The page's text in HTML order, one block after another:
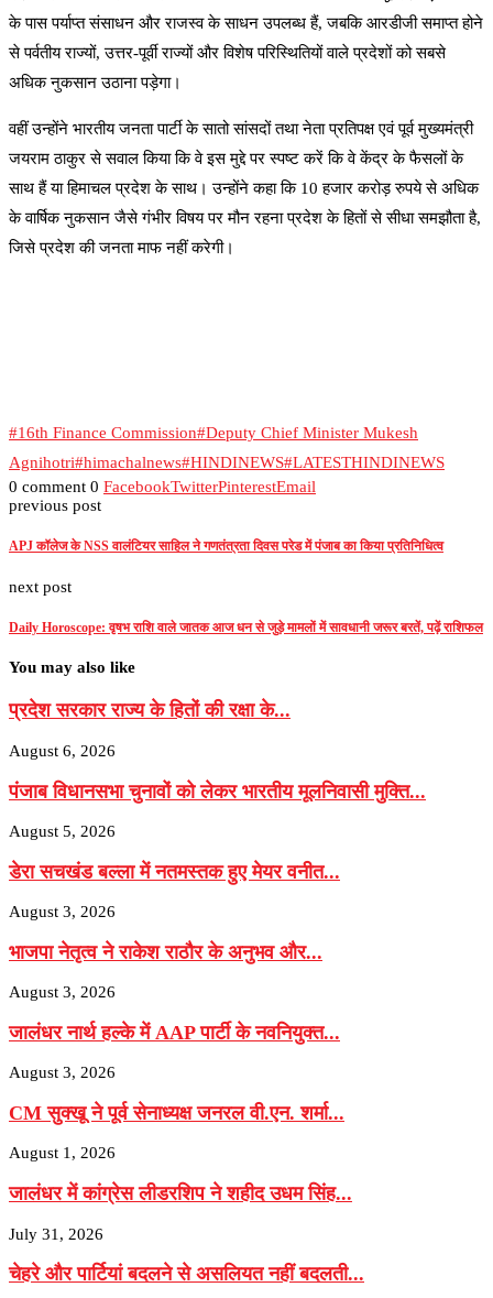
के पास पर्याप्त संसाधन और राजस्व के साधन उपलब्ध हैं, जबकि आरडीजी समाप्त होने
से पर्वतीय राज्यों, उत्तर-पूर्वी राज्यों और विशेष परिस्थितियों वाले प्रदेशों को सबसे
अधिक नुकसान उठाना पड़ेगा।
वहीं उन्होंने भारतीय जनता पार्टी के सातो सांसदों तथा नेता प्रतिपक्ष एवं पूर्व मुख्यमंत्री
जयराम ठाकुर से सवाल किया कि वे इस मुद्दे पर स्पष्ट करें कि वे केंद्र के फैसलों के
साथ हैं या हिमाचल प्रदेश के साथ। उन्होंने कहा कि 10 हजार करोड़ रुपये से अधिक
के वार्षिक नुकसान जैसे गंभीर विषय पर मौन रहना प्रदेश के हितों से सीधा समझौता है,
जिसे प्रदेश की जनता माफ नहीं करेगी।
#16th Finance Commission#Deputy Chief Minister Mukesh
Agnihotri#himachalnews#HINDINEWS#LATESTHINDINEWS
0 comment 0 FacebookTwitterPinterestEmail
previous post
APJ कॉलेज के NSS वालंटियर साहिल ने गणतंत्रता दिवस परेड में पंजाब का किया प्रतिनिधित्व
next post
Daily Horoscope: वृषभ राशि वाले जातक आज धन से जुड़े मामलों में सावधानी जरूर बरतें, पढ़ें राशिफल
You may also like
प्रदेश सरकार राज्य के हितों की रक्षा के...
August 6, 2026
पंजाब विधानसभा चुनावों को लेकर भारतीय मूलनिवासी मुक्ति...
August 5, 2026
डेरा सचखंड बल्ला में नतमस्तक हुए मेयर वनीत...
August 3, 2026
भाजपा नेतृत्व ने राकेश राठौर के अनुभव और...
August 3, 2026
जालंधर नार्थ हल्के में AAP पार्टी के नवनियुक्त...
August 3, 2026
CM सुक्खू ने पूर्व सेनाध्यक्ष जनरल वी.एन. शर्मा...
August 1, 2026
जालंधर में कांग्रेस लीडरशिप ने शहीद उधम सिंह...
July 31, 2026
चेहरे और पार्टियां बदलने से असलियत नहीं बदलती...